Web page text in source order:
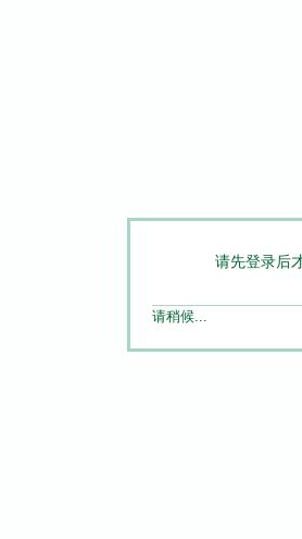
请先登录后
请稍候...